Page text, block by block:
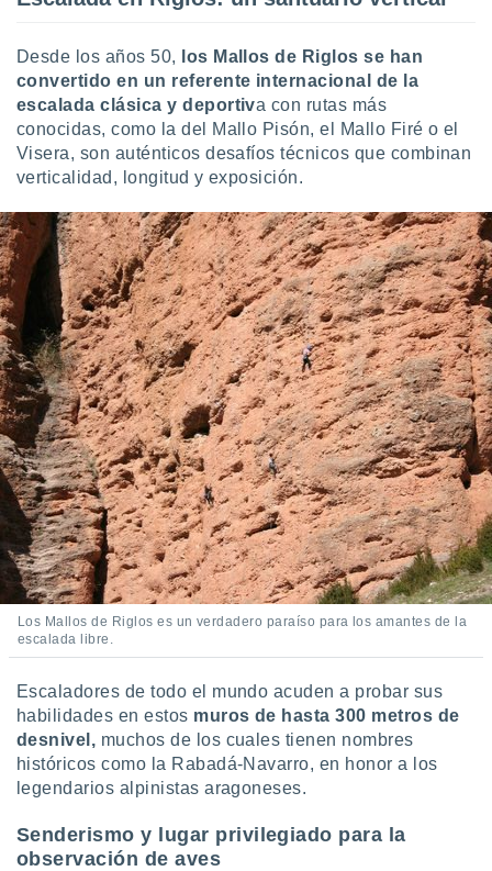
Desde los años 50,
los Mallos de Riglos se han
convertido en un referente internacional de la
escalada clásica y deportiva con rutas más
conocidas, como la del Mallo Pisón, el Mallo Firé o el
Visera, son auténticos desafíos técnicos que combinan
verticalidad, longitud y exposición.
Los Mallos de Riglos es un verdadero paraíso para los amantes de la
escalada libre.
Escaladores de todo el mundo acuden a probar sus
habilidades en estos muros de hasta 300 metros de
desnivel, muchos de los cuales tienen nombres
históricos como la Rabadá-Navarro, en honor a los
legendarios alpinistas aragoneses.
Senderismo y lugar privilegiado para la
observación de aves